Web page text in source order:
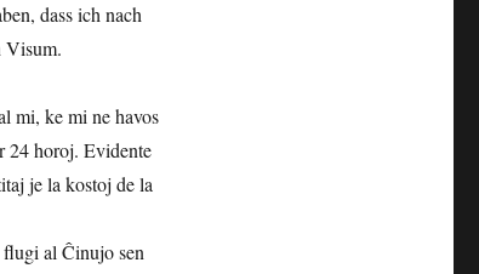
dass ich nach
Visum.
mi, ke mi ne havos
24 horoj. Evidente
je la kostoj de la
al Ĉinujo sen